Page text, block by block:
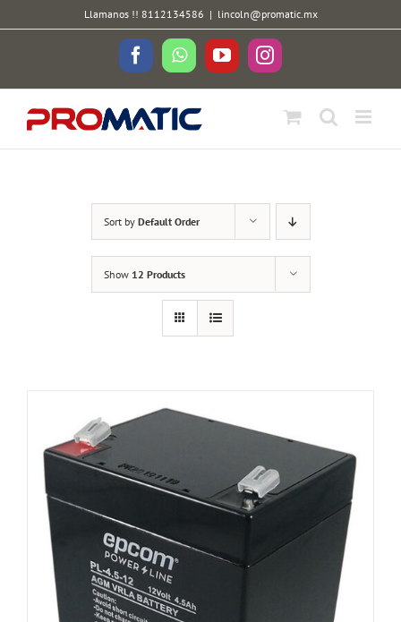
to
Llamanos !! 8112134586 | lincoln@promatic.mx
FacebookWhatsAppYouTubeInstagram
Sort by Default Order
Show 12 Products